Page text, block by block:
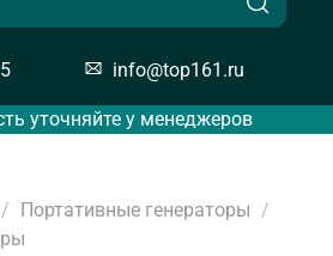
info@top161.ru
уточняйте у менеджеров
Портативные генераторы